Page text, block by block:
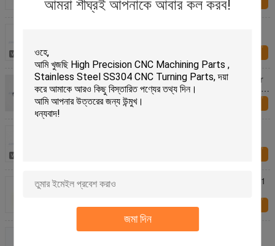
আমরা শীঘ্রই আপনাকে আবার কল করব!
জমা দিন
করুন
আমাদের সাথে যোগাযোগ
ISO Specialty Hardware Fasteners M3 Brass Mirror
Screws / Precision Brass Slotted Round Head Wood
Screws
আমাদের সাথে যোগাযোগ
আমাদের সাথে যোগাযোগ
Yellow CNC Turned Parts Anodized Aluminium 6061
T6 For Car Body
আমাদের সাথে যোগাযোগ
120mm Neutral Precise CNC Turning Parts , Lathe